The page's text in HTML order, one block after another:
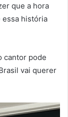
que a hora
essa história
cantor pode
vai querer